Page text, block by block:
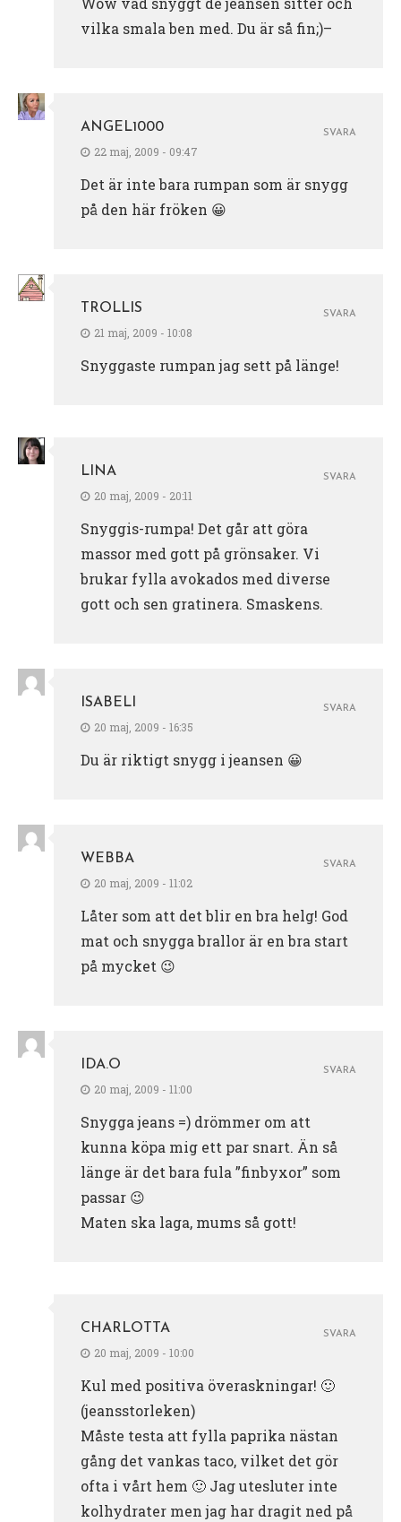
vilka smala ben med. Du är så fin;)–
ANGEL1000
22 maj, 2009 - 09:47
Det är inte bara rumpan som är snygg
på den här fröken 😀
SVARA
TROLLIS
21 maj, 2009 - 10:08
Snyggaste rumpan jag sett på länge!
SVARA
LINA
20 maj, 2009 - 20:11
Snyggis-rumpa! Det går att göra
massor med gott på grönsaker. Vi
brukar fylla avokados med diverse
gott och sen gratinera. Smaskens.
SVARA
ISABELI
20 maj, 2009 - 16:35
Du är riktigt snygg i jeansen 😀
SVARA
WEBBA
20 maj, 2009 - 11:02
Låter som att det blir en bra helg! God
mat och snygga brallor är en bra start
på mycket 😉
SVARA
IDA.O
20 maj, 2009 - 11:00
Snygga jeans =) drömmer om att
kunna köpa mig ett par snart. Än så
länge är det bara fula ”finbyxor” som
passar 😉
Maten ska laga, mums så gott!
SVARA
CHARLOTTA
20 maj, 2009 - 10:00
Kul med positiva överaskningar! 🙂
(jeansstorleken)
Måste testa att fylla paprika nästan
gång det vankas taco, vilket det gör
ofta i vårt hem 🙂 Jag utesluter inte
kolhydrater men jag har dragit ned på
SVARA